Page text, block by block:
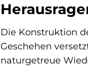
Die Konstruktion
Geschehen
naturgetreue